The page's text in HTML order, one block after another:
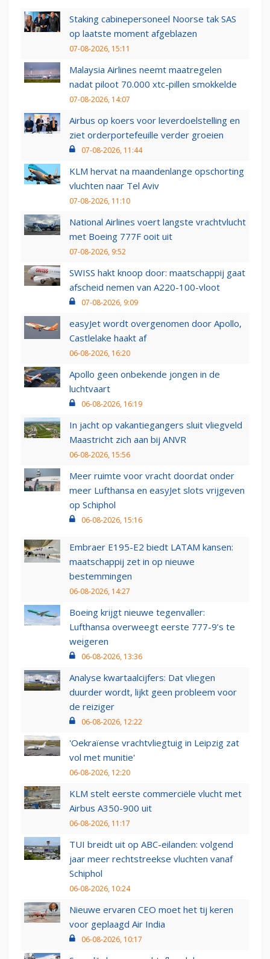
Staking cabinepersoneel Noorse tak SAS
op laatste moment afgeblazen
07-08-2026, 15:11
Malaysia Airlines neemt maatregelen
nadat piloot 70.000 xtc-pillen smokkelde
07-08-2026, 14:07
Airbus op koers voor leverdoelstelling en
ziet orderportefeuille verder groeien
07-08-2026, 11:44
KLM hervat na maandenlange opschorting
vluchten naar Tel Aviv
07-08-2026, 11:10
National Airlines voert langste vrachtvlucht
met Boeing 777F ooit uit
07-08-2026, 9:52
SWISS hakt knoop door: maatschappij gaat
afscheid nemen van A220-100-vloot
07-08-2026, 9:09
easyJet wordt overgenomen door Apollo,
Castlelake haakt af
06-08-2026, 16:20
Apollo geen onbekende jongen in de
luchtvaart
06-08-2026, 16:19
In jacht op vakantiegangers sluit vliegveld
Maastricht zich aan bij ANVR
06-08-2026, 15:56
Meer ruimte voor vracht doordat onder
meer Lufthansa en easyJet slots vrijgeven
op Schiphol
06-08-2026, 15:16
Embraer E195-E2 biedt LATAM kansen:
maatschappij zet in op nieuwe
bestemmingen
06-08-2026, 14:27
Boeing krijgt nieuwe tegenvaller:
Lufthansa overweegt eerste 777-9’s te
weigeren
06-08-2026, 13:36
Analyse kwartaalcijfers: Dat vliegen
duurder wordt, lijkt geen probleem voor
de reiziger
06-08-2026, 12:22
'Oekraïense vrachtvliegtuig in Leipzig zat
vol met munitie'
06-08-2026, 12:20
KLM stelt eerste commerciële vlucht met
Airbus A350-900 uit
06-08-2026, 11:17
TUI breidt uit op ABC-eilanden: volgend
jaar meer rechtstreekse vluchten vanaf
Schiphol
06-08-2026, 10:24
Nieuwe ervaren CEO moet het tij keren
voor geplaagd Air India
06-08-2026, 10:17